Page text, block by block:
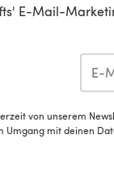
E-Mail-
von unserem
Umgang mit deinen